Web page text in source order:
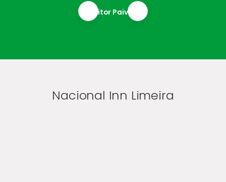
Vitor Paiva
Nacional Inn Limeira